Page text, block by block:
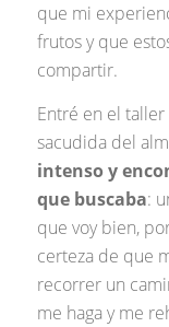
que mi
frutos y que
compartir.
Entré en el
sacudida del
intenso y
que buscaba:
que voy bien,
certeza de que
recorrer un
me haga y me